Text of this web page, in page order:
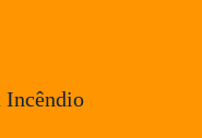
Incêndio